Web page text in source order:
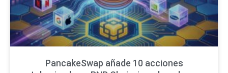
PancakeSwap añade 10 acciones